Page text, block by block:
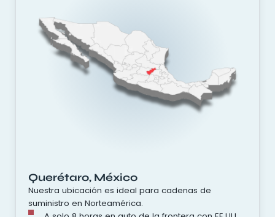
Querétaro, México
Nuestra ubicación es ideal para cadenas de
suministro en Norteamérica.